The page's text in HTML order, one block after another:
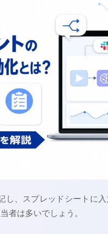
し、スプレッドシートに
者は多いでしょう。